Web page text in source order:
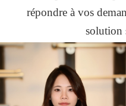
répondre à vos
solution
BRITEY
Designer